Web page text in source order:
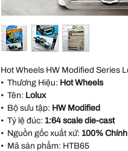
Hot Wheels HW Modified Series
• Thương Hiệu: Hot Wheels
• Tên: Lolux
• Bộ sưu tập: HW Modified
• Tỷ lệ đúc: 1:64 scale die-cast
• Nguồn gốc xuất xứ: 100%
• Mã sản phẩm: HTB65